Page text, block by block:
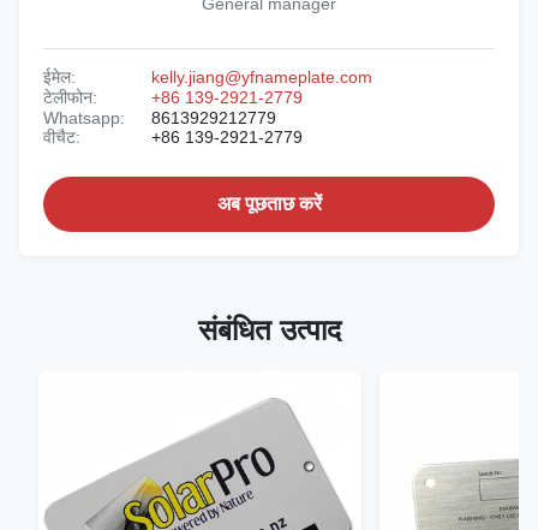
General manager
ईमेल:
kelly.jiang@yfnameplate.com
टेलीफोन:
+86 139-2921-2779
Whatsapp:
8613929212779
वीचैट:
+86 139-2921-2779
अब पूछताछ करें
संबंधित उत्पाद